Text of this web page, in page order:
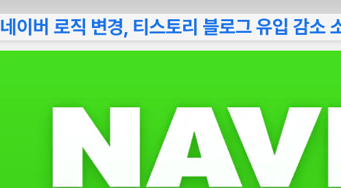
네이버 로직 변경, 티스토리 블로그 유입 감소